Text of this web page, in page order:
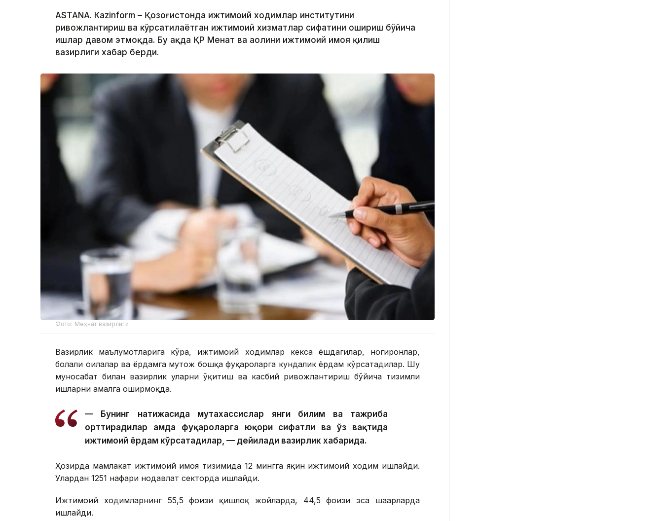
ASTANА. Кazinform – Қозоғистонда ижтимоий ходимлар институтини
ривожлантириш ва кўрсатилаётган ижтимоий хизматлар сифатини ошириш бўйича
ишлар давом этмоқда. Бу ҳақда ҚР Меҳнат ва аҳолини ижтимоий ҳимоя қилиш
вазирлиги хабар берди.
Фото: Меҳнат вазирлиги
Вазирлик маълумотларига кўра, ижтимоий ходимлар кекса ёшдагилар, ногиронлар,
болали оилалар ва ёрдамга муҳтож бошқа фуқароларга кундалик ёрдам кўрсатадилар. Шу
муносабат билан вазирлик уларни ўқитиш ва касбий ривожлантириш бўйича тизимли
ишларни амалга оширмоқда.
— Бунинг натижасида мутахассислар янги билим ва тажриба
орттирадилар ҳамда фуқароларга юқори сифатли ва ўз вақтида
ижтимоий ёрдам кўрсатадилар, — дейилади вазирлик хабарида.
Ҳозирда мамлакат ижтимоий ҳимоя тизимида 12 мингга яқин ижтимоий ходим ишлайди.
Улардан 1251 нафари нодавлат секторда ишлайди.
Ижтимоий ходимларнинг 55,5 фоизи қишлоқ жойларда, 44,5 фоизи эса шаҳарларда
ишлайди.